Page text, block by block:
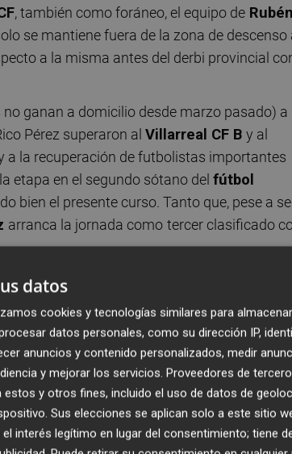
, también como foráneo, el equipo de Rubén
se mantiene fuera de la zona de descenso
a la misma antes del derbi provincial
ganan a domicilio desde marzo pasado) a
Pérez superaron al Villarreal CF B y al
a la recuperación de futbolistas importantes
etapa en el segundo sótano del fútbol
bien el presente curso. Tanto que, pese a
arranca la jornada como tercer clasificado
Graciaestá aprovechando bien que la Real
disputar sus encuentros como local sobre el
datos
cookies y tecnologías similares para
datos personales, como su dirección IP,
anuncios y contenido personalizados, medir
y mejorar los servicios. Proveedores de
y otros fines, incluido el uso de datos de
Sus elecciones se aplican solo a este sitio
interés legítimo en lugar del consentimiento; tiene